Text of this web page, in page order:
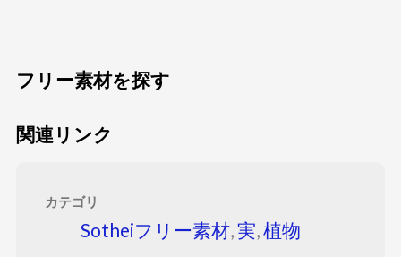
フリー素材を探す
関連リンク
カテゴリ
Sotheiフリー素材,実,植物